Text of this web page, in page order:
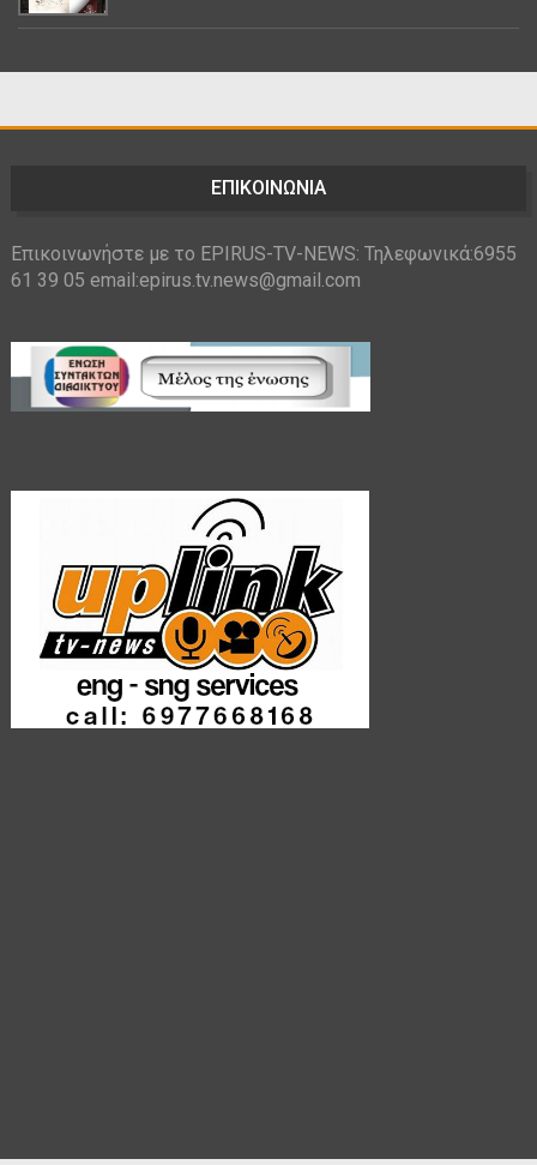
ΕΠΙΚΟΙΝΩΝΙΑ
Επικοινωνήστε με το EPIRUS-TV-NEWS: Τηλεφωνικά:6955
61 39 05 email:epirus.tv.news@gmail.com